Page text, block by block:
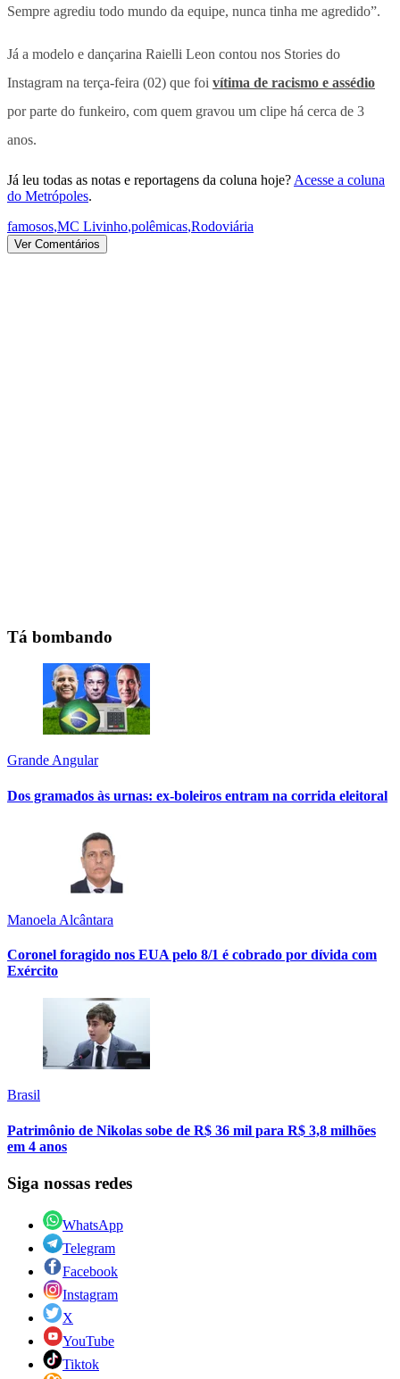
Sempre agrediu todo mundo da equipe, nunca tinha me agredido”.
Já a modelo e dançarina Raielli Leon contou nos Stories do
Instagram na terça-feira (02) que foi vítima de racismo e assédio
por parte do funkeiro, com quem gravou um clipe há cerca de 3
anos.
Já leu todas as notas e reportagens da coluna hoje? Acesse a coluna
do Metrópoles.
famosos,MC Livinho,polêmicas,Rodoviária
Ver Comentários
Tá bombando
Grande Angular
Dos gramados às urnas: ex-boleiros entram na corrida eleitoral
Manoela Alcântara
Coronel foragido nos EUA pelo 8/1 é cobrado por dívida com
Exército
Brasil
Patrimônio de Nikolas sobe de R$ 36 mil para R$ 3,8 milhões
em 4 anos
Siga nossas redes
WhatsApp
Telegram
Facebook
Instagram
X
YouTube
Tiktok